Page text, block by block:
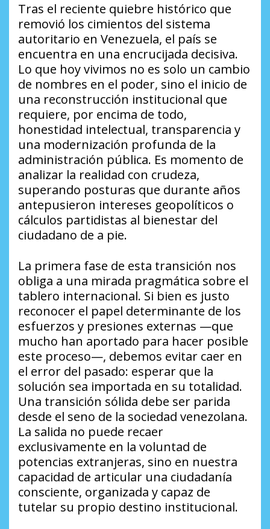
Tras el reciente quiebre histórico que
removió los cimientos del sistema
autoritario en Venezuela, el país se
encuentra en una encrucijada decisiva.
Lo que hoy vivimos no es solo un cambio
de nombres en el poder, sino el inicio de
una reconstrucción institucional que
requiere, por encima de todo,
honestidad intelectual, transparencia y
una modernización profunda de la
administración pública. Es momento de
analizar la realidad con crudeza,
superando posturas que durante años
antepusieron intereses geopolíticos o
cálculos partidistas al bienestar del
ciudadano de a pie.
La primera fase de esta transición nos
obliga a una mirada pragmática sobre el
tablero internacional. Si bien es justo
reconocer el papel determinante de los
esfuerzos y presiones externas —que
mucho han aportado para hacer posible
este proceso—, debemos evitar caer en
el error del pasado: esperar que la
solución sea importada en su totalidad.
Una transición sólida debe ser parida
desde el seno de la sociedad venezolana.
La salida no puede recaer
exclusivamente en la voluntad de
potencias extranjeras, sino en nuestra
capacidad de articular una ciudadanía
consciente, organizada y capaz de
tutelar su propio destino institucional.